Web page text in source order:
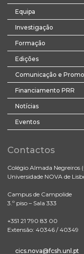
Equipa
Investigação
Formação
Edições
Comunicação e
Financiamento PRR
Notícias
Eventos
Contactos
Colégio Almada Negreiros
Universidade NOVA de
Campus de Campolide
3.º piso – Sala 333
+351 21 790 83 00
Extensão: 40346 / 40349
cics.nova@fcsh.unl.pt